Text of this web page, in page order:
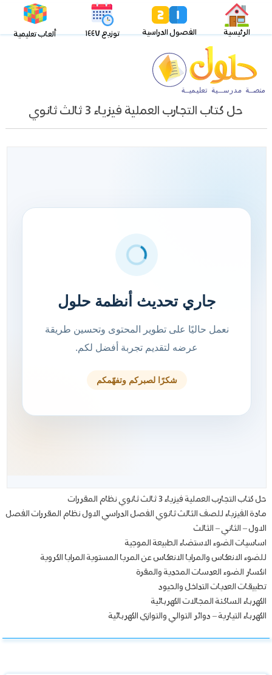
الرئيسية الفصول الدراسية توزيع ١٤٤٧ ألعاب تعليمية
حل كتاب التجارب العملية فيزياء 3 ثالث ثانوي
حل كتاب التجارب العملية فيزياء 3 ثالث ثانوي نظام المقررات
مادة الفيزياء للصف الثالث ثانوي الفصل الدراسي الاول نظام المقررات الفصل
الاول – الثاني – الثالث
اساسيات الضوء الاستضاء الطبيعة الموجية
للضوء الانعكاس والمرايا الانعكاس عن المريا المستوية المرايا الكروية
انكسار الضوء العدسات المحدية والمقرة
تطبيقات العديات التداخل والحيود
الكهرباء الساكنة المجالات الكهربائية
الكهرباء التيارية – دوائر التوالي والتوازي الكهربائية